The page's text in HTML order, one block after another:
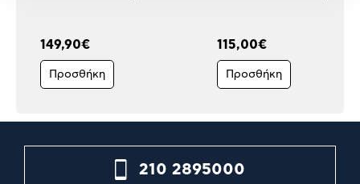
149,90€
Προσθήκη
115,00€
Προσθήκη
210 2895000